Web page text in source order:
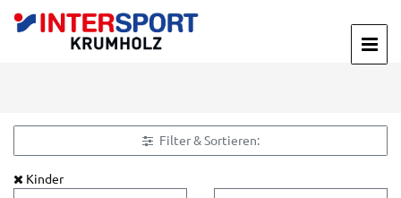
Filter & Sortieren:
Kinder